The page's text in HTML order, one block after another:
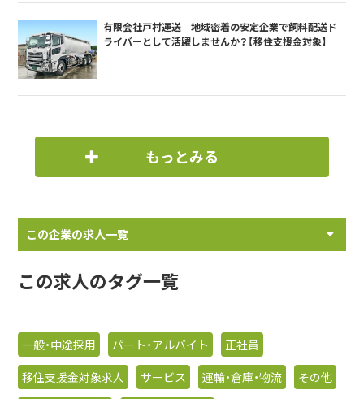
有限会社戸村運送 地域密着の安定企業で飼料配送ド
ライバーとして活躍しませんか？【移住支援金対象】
もっとみる
この企業の求人一覧
この求人のタグ一覧
一般・中途採用 パート・アルバイト
正社員
移住支援金対象求人
サービス 運輸・倉庫・物流
その他